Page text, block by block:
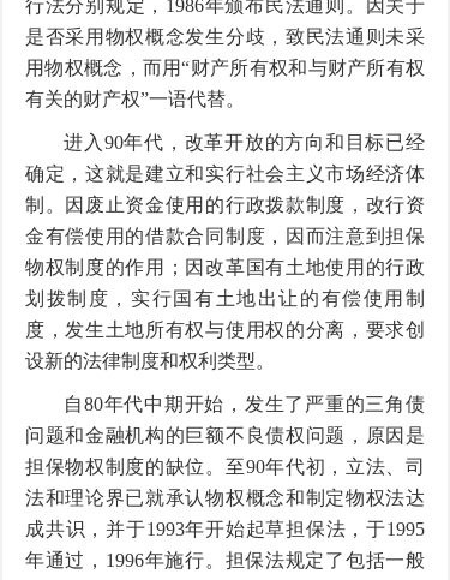
行法分别规定，1986年颁布民法通则。因关于
是否采用物权概念发生分歧，致民法通则未采
用物权概念，而用“财产所有权和与财产所有权
有关的财产权”一语代替。
进入90年代，改革开放的方向和目标已经
确定，这就是建立和实行社会主义市场经济体
制。因废止资金使用的行政拨款制度，改行资
金有偿使用的借款合同制度，因而注意到担保
物权制度的作用；因改革国有土地使用的行政
划拨制度，实行国有土地出让的有偿使用制
度，发生土地所有权与使用权的分离，要求创
设新的法律制度和权利类型。
自80年代中期开始，发生了严重的三角债
问题和金融机构的巨额不良债权问题，原因是
担保物权制度的缺位。至90年代初，立法、司
法和理论界已就承认物权概念和制定物权法达
成共识，并于1993年开始起草担保法，于1995
年通过，1996年施行。担保法规定了包括一般